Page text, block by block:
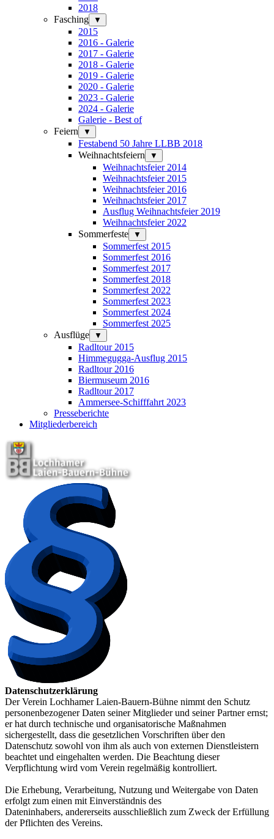
2018
Fasching
▼
2015
2016 - Galerie
2017 - Galerie
2018 - Galerie
2019 - Galerie
2020 - Galerie
2023 - Galerie
2024 - Galerie
Galerie - Best of
Feiern
▼
Festabend 50 Jahre LLBB 2018
Weihnachtsfeiern
▼
Weihnachtsfeier 2014
Weihnachtsfeier 2015
Weihnachtsfeier 2016
Weihnachtsfeier 2017
Ausflug Weihnachtsfeier 2019
Weihnachtsfeier 2022
Sommerfeste
▼
Sommerfest 2015
Sommerfest 2016
Sommerfest 2017
Sommerfest 2018
Sommerfest 2022
Sommerfest 2023
Sommerfest 2024
Sommerfest 2025
Ausflüge
▼
Radltour 2015
Himmegugga-Ausflug 2015
Radltour 2016
Biermuseum 2016
Radltour 2017
Ammersee-Schifffahrt 2023
Presseberichte
Mitgliederbereich
Datenschutzerklärung
Der Verein Lochhamer Laien-Bauern-Bühne nimmt den Schutz
personenbezogener Daten seiner Mitglieder und seiner Partner ernst;
er hat durch technische und organisatorische Maßnahmen
sichergestellt, dass die gesetzlichen Vorschriften über den
Datenschutz sowohl von ihm als auch von externen Dienstleistern
beachtet und eingehalten werden. Die Beachtung dieser
Verpflichtung wird vom Verein regelmäßig kontrolliert.
Die Erhebung, Verarbeitung, Nutzung und Weitergabe von Daten
erfolgt zum einen mit Einverständnis des
Dateninhabers, andererseits ausschließlich zum Zweck der Erfüllung
der Pflichten des Vereins.